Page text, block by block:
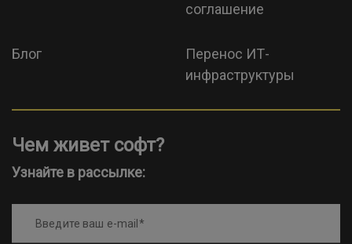
соглашение
Блог
Перенос ИТ-
инфраструктуры
Чем живет софт?
Узнайте в рассылке:
Введите ваш e-mail